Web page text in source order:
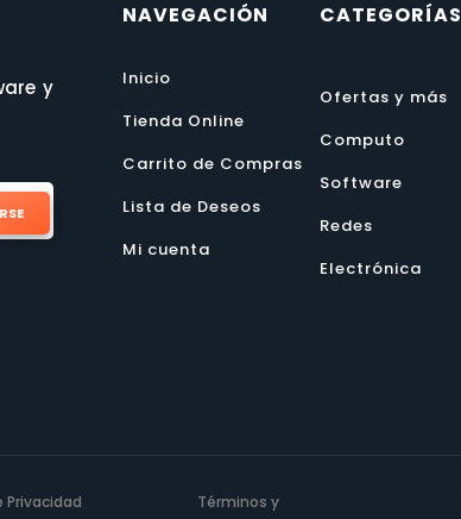
y
NAVEGACIÓN
Inicio
Tienda Online
Carrito de Compras
Lista de Deseos
Mi cuenta
CATEGORÍAS
Ofertas y más
Computo
Software
Redes
Electrónica
Privacidad Términos y